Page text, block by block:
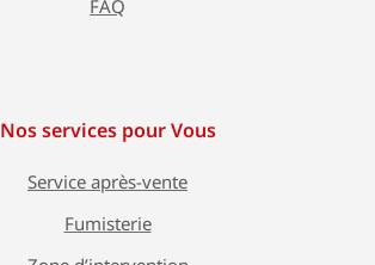
FAQ
Nos services pour Vous
Service après-vente
Fumisterie